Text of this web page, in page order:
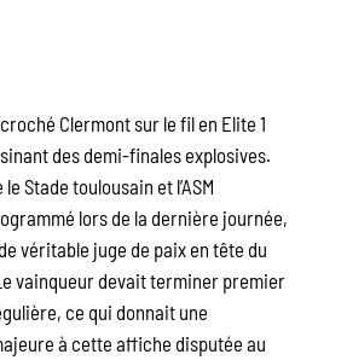
Clermont sur le fil en Elite 1
des demi-finales explosives.
Stade toulousain et l’ASM
lors de la dernière journée,
véritable juge de paix en tête du
vainqueur devait terminer premier
ce qui donnait une
à cette affiche disputée au